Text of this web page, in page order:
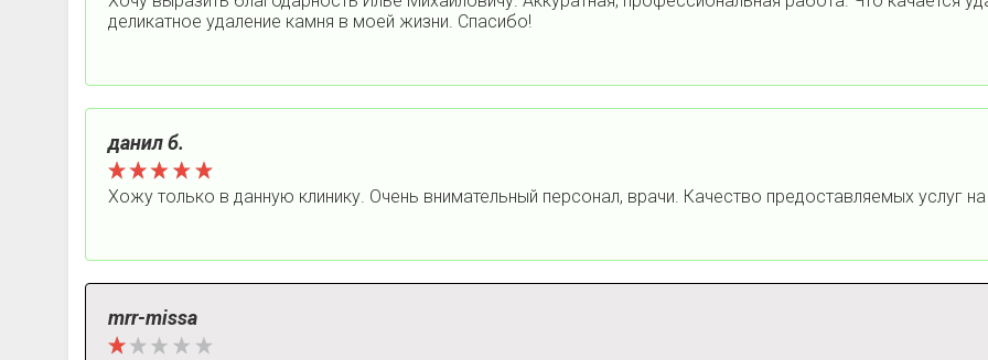
деликатное удаление камня в моей жизни. Спасибо!
данил б.
Хожу только в данную клинику. Очень внимательный персонал, врачи. Качество предоставляемых услуг
mrr-missa